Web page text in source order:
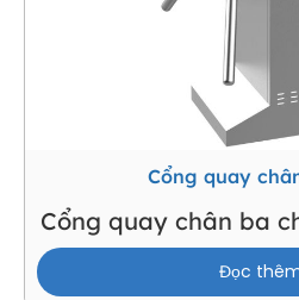
Cổng quay
Cổng quay chân ba
Đọc